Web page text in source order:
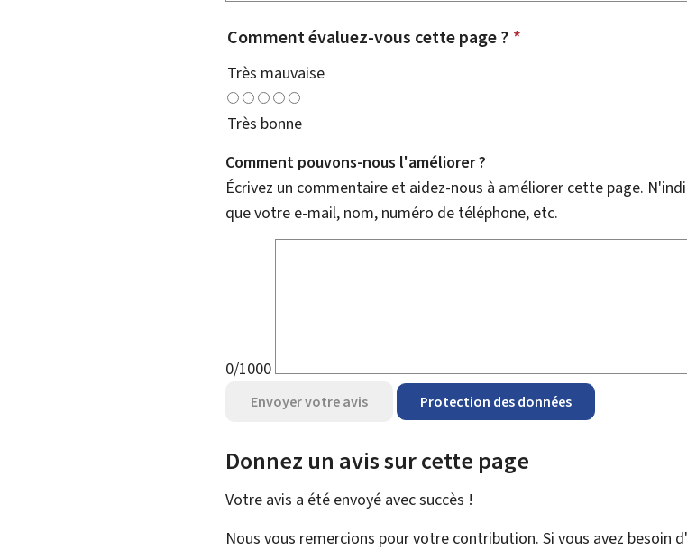
Comment évaluez-vous cette page ? *
Très mauvaise
Très bonne
Comment pouvons-nous l'améliorer ?
Écrivez un commentaire et aidez-nous à améliorer cette page.
que votre e-mail, nom, numéro de téléphone, etc.
0/1000
Envoyer votre avis Protection des données
Donnez un avis sur cette page
Votre avis a été envoyé avecsuccès !
Nous vous remercions pour votre contribution. Si vous avez besoin